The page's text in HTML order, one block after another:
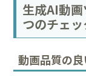
生成AI動
つのチェ
動画品質の